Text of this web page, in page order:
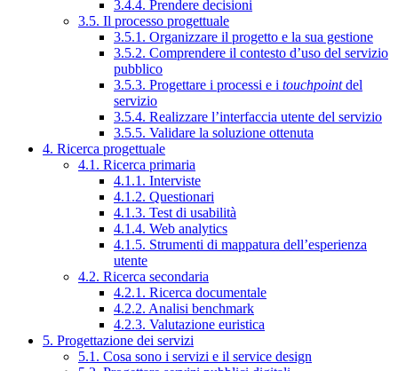
3.4.4. Prendere decisioni
3.5. Il processo progettuale
3.5.1. Organizzare il progetto e la sua gestione
3.5.2. Comprendere il contesto d’uso del servizio
pubblico
3.5.3. Progettare i processi e i touchpointdel
servizio
3.5.4. Realizzare l’interfaccia utente del servizio
3.5.5. Validare la soluzione ottenuta
4. Ricerca progettuale
4.1. Ricerca primaria
4.1.1. Interviste
4.1.2. Questionari
4.1.3. Test di usabilità
4.1.4. Web analytics
4.1.5. Strumenti di mappatura dell’esperienza
utente
4.2. Ricerca secondaria
4.2.1. Ricerca documentale
4.2.2. Analisi benchmark
4.2.3. Valutazione euristica
5. Progettazione dei servizi
5.1. Cosa sono i servizi e il service design